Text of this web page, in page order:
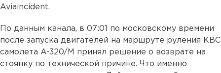
Aviaincident.
По данным канала, в 07:01 по московскому времени
после запуска двигателей на маршруте руления КВС
самолета A-320/M принял решение о возврате на
стоянку по технической причине. Что именно